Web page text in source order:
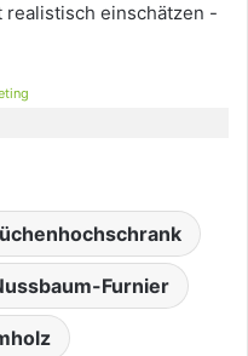
realistisch einschätzen -
Furnier